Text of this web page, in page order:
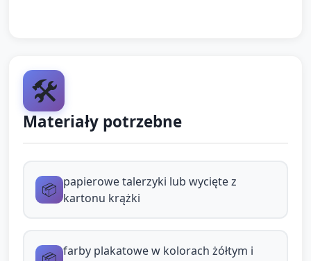
Opcja sensoryczna: pozwolić dzieciom
stemplować gąbką, by uzyskać kropkowany
Suszenie przy stoliku (krótkie 1–2 minuty
przerwy na kolejne czynności).
🛠️
Materiały potrzebne
📦 papierowe talerzyki lub wycięte z
kartonu krążki
farby plakatowe w kolorach żółtym i